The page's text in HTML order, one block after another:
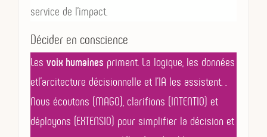
service de l’impact.
Décider en conscience
Les voix humaines priment. La logique, les données
etl’arcitecture décisionnelle et l’IA les assistent. .
Nous écoutons (MAGO), clarifions (INTENTIO) et
déployons (EXTENSIO) pour simplifier la décision et